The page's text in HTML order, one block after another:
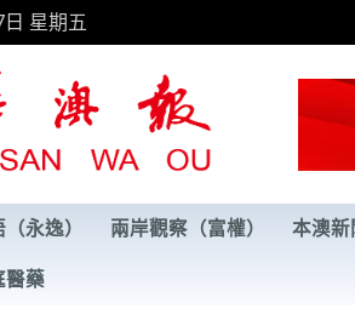
星期五
永逸） 兩岸觀察（富權） 本澳新
醫藥